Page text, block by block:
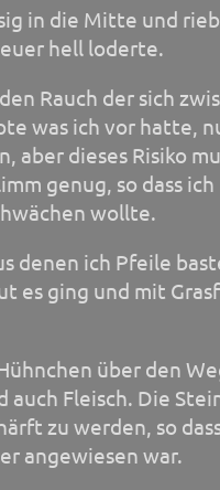
in die Mitte und
hell loderte.
Rauch der sich
was ich vor hatte,
aber dieses Risiko
genug, so dass ich
wollte.
denen ich Pfeile
es ging und mit
über den
Fleisch. Die
zu werden, so
angewiesen war.